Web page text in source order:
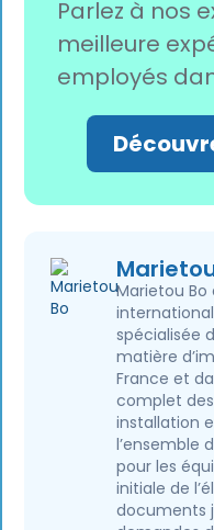
Parlez à nos
meilleure
employés
Marietou
spécialisée
matière
France et
complet
installation
l’ensemble
pour les
initiale de
documents